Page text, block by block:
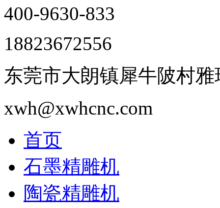
400-9630-833
18823672556
东莞市大朗镇犀牛陂村雅
xwh@xwhcnc.com
首页
石墨精雕机
陶瓷精雕机